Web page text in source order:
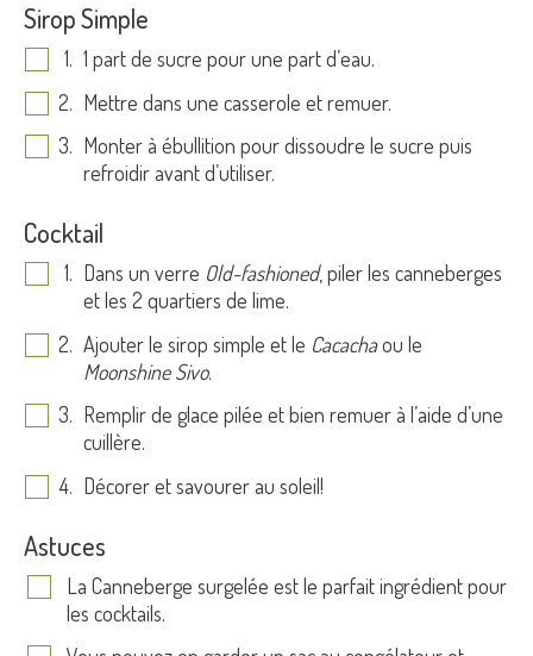
Sirop Simple
1 part de sucre pour une part d’eau.
Mettre dans une casserole et remuer.
Monter à ébullition pour dissoudre le sucre puis
refroidir avant d’utiliser.
Cocktail
Dans un verre Old-fashioned, piler les canneberges
et les 2 quartiers de lime.
Ajouter le sirop simple et le Cacachaou le
Moonshine Sivo.
Remplir de glace pilée et bien remuer à l’aide d’une
cuillère.
Décorer et savourer au soleil!
Astuces
La Canneberge surgelée est le parfait ingrédient pour
les cocktails.